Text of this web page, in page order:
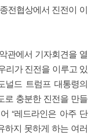
전협상에서 진전이 이
관에서 기자회견을 열
리가 진전을 이루고 있
널드 트럼프 대통령의
로 충분한 진전을 만들
“레드라인은 아주 단
하지 못하게 하는 여러